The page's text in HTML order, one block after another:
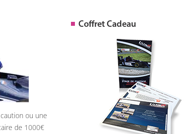
ou une
de 1000
Coffret Cadeau